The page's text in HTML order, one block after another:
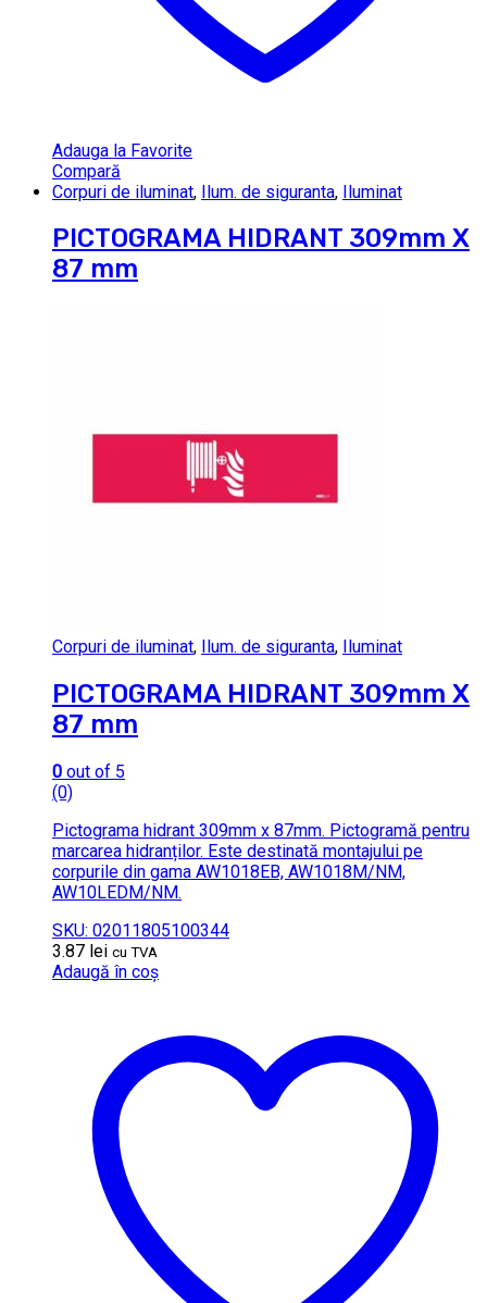
Adauga la Favorite
Compară
Corpuri de iluminat, Ilum. de siguranta, Iluminat
PICTOGRAMA HIDRANT 309mm X
87 mm
Corpuri de iluminat, Ilum. de siguranta, Iluminat
PICTOGRAMA HIDRANT 309mm X
87 mm
0 out of 5
(0)
Pictograma hidrant 309mm x 87mm. Pictogramă pentru
marcarea hidranților. Este destinată montajului pe
corpurile din gama AW1018EB, AW1018M/NM,
AW10LEDM/NM.
SKU: 02011805100344
3.87 lei cu TVA
Adaugă în coș